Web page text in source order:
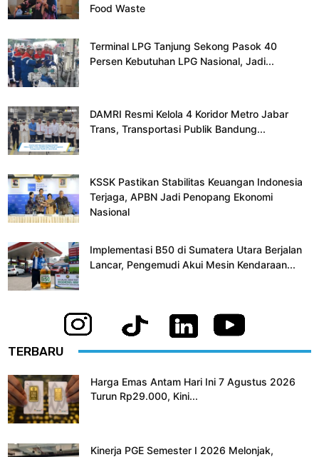
Food Waste
Terminal LPG Tanjung Sekong Pasok 40
Persen Kebutuhan LPG Nasional, Jadi...
DAMRI Resmi Kelola 4 Koridor Metro Jabar
Trans, Transportasi Publik Bandung...
KSSK Pastikan Stabilitas Keuangan Indonesia
Terjaga, APBN Jadi Penopang Ekonomi
Nasional
Implementasi B50 di Sumatera Utara Berjalan
Lancar, Pengemudi Akui Mesin Kendaraan...
TERBARU
Harga Emas Antam Hari Ini 7 Agustus 2026
Turun Rp29.000, Kini...
Kinerja PGE Semester I 2026 Melonjak,